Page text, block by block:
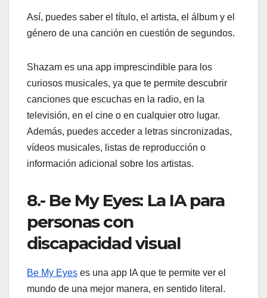
Así, puedes saber el título, el artista, el álbum y el
género de una canción en cuestión de segundos.
Shazam es una app imprescindible para los
curiosos musicales, ya que te permite descubrir
canciones que escuchas en la radio, en la
televisión, en el cine o en cualquier otro lugar.
Además, puedes acceder a letras sincronizadas,
vídeos musicales, listas de reproducción o
información adicional sobre los artistas.
8.- Be My Eyes: La IA para
personas con
discapacidad visual
Be My Eyes es una app IA que te permite ver el
mundo de una mejor manera, en sentido literal.